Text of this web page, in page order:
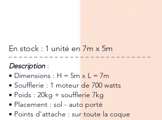
En stock : 1 unité en 7m x 5m
​Description:
• Dimensions : H = 5m x L = 7m
• Soufflerie : 1 moteur de 700 watts
• Poids : 20kg + soufflerie 7kg
• Placement : sol - auto porté
• Points d'attache : sur toute la coque